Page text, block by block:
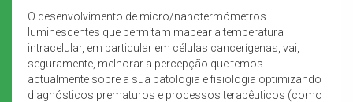
O desenvolvimento de micro/nanotermómetros
luminescentes que permitam mapear a temperatura
intracelular, em particular em células cancerígenas, vai,
seguramente, melhorar a percepção que temos
actualmente sobre a sua patologia e fisiologia optimizando
diagnósticos prematuros e processos terapêuticos (como